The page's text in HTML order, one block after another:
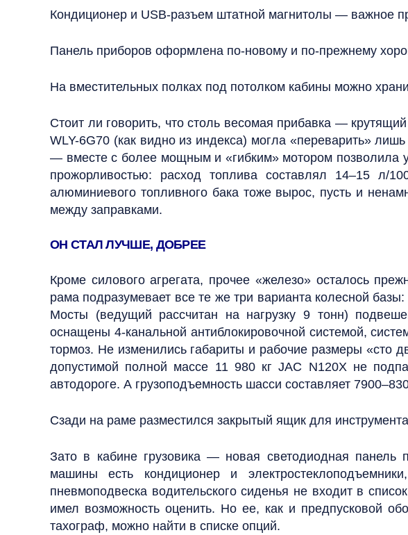
Кондиционер и USB-разъем штатной магнитолы — важное
Панель приборов оформлена по-новому и по-прежнему
На вместительных полках под потолком кабины можно
Стоит ли говорить, что столь весомая прибавка —
WLY-6G70 (как видно из индекса) могла «переварить»
— вместе с более мощным и «гибким» мотором позволила
прожорливостью: расход топлива составлял 14–15
алюминиевого топливного бака тоже вырос, пусть и
между заправками.
ОН СТАЛ ЛУЧШЕ, ДОБРЕЕ
Кроме силового агрегата, прочее «железо» осталось
рама подразумевает все те же три варианта колесной
Мосты (ведущий рассчитан на нагрузку 9 тонн)
оснащены 4‑канальной антиблокировочной системой,
тормоз. Не изменились габариты и рабочие размеры «сто
допустимой полной массе 11 980 кг JAC N120X не
автодороге. А грузоподъемность шасси составляет
Сзади на раме разместился закрытый ящик для
Зато в кабине грузовика — новая светодиодная
машины есть кондиционер и
пневмоподвеска водительского сиденья не входит в
имел возможность оценить. Но ее, как и предпусковой
тахограф, можно найти в списке опций.